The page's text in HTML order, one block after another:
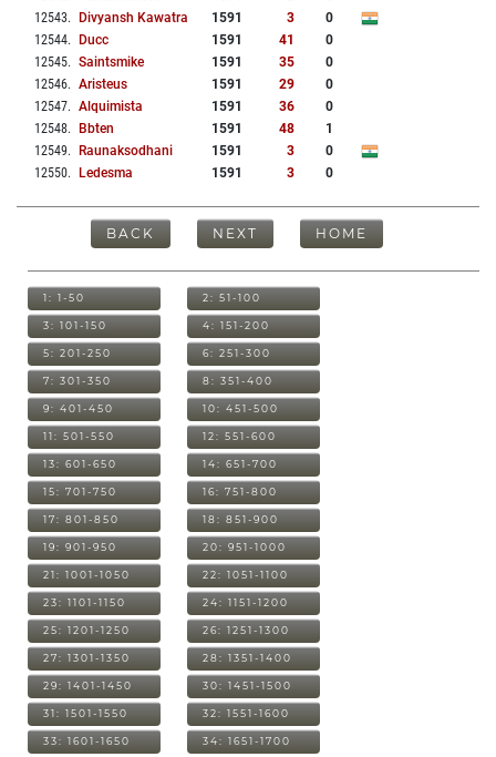
12543. Divyansh Kawatra 1591 3
0
12544. Ducc 1591 41
0
12545. Saintsmike 1591 35
0
12546. Aristeus 1591 29
0
12547. Alquimista 1591 36
0
12548. Bbten 1591 48
1
12549. Raunaksodhani 1591 3
0
12550. Ledesma 1591 3 0
BACK NEXT HOME
1: 1-50 2: 51-100
3: 101-150 4: 151-200
5: 201-250 6: 251-300
7: 301-350 8: 351-400
9: 401-450 10: 451-500
11: 501-550 12: 551-600
13: 601-650 14: 651-700
15: 701-750 16: 751-800
17: 801-850 18: 851-900
19: 901-950 20: 951-1000
21: 1001-1050 22: 1051-1100
23: 1101-1150 24: 1151-1200
25: 1201-1250 26: 1251-1300
27: 1301-1350 28: 1351-1400
29: 1401-1450 30: 1451-1500
31: 1501-1550 32: 1551-1600
33: 1601-1650 34: 1651-1700